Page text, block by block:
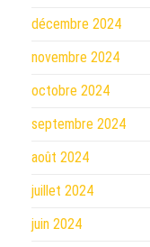
décembre 2024
novembre 2024
octobre 2024
septembre 2024
août 2024
juillet 2024
juin 2024